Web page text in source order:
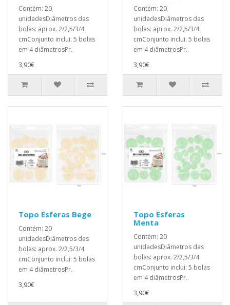
Contém: 20
unidadesDiâmetros das
bolas: aprox. 2/2,5/3/4
cmConjunto inclui: 5 bolas
em 4 diâmetrosPr..
3,90€
Contém: 20
unidadesDiâmetros das
bolas: aprox. 2/2,5/3/4
cmConjunto inclui: 5 bolas
em 4 diâmetrosPr..
3,90€
Topo Esferas Bege
Contém: 20
unidadesDiâmetros das
bolas: aprox. 2/2,5/3/4
cmConjunto inclui: 5 bolas
em 4 diâmetrosPr..
3,90€
Topo Esferas
Menta
Contém: 20
unidadesDiâmetros das
bolas: aprox. 2/2,5/3/4
cmConjunto inclui: 5 bolas
em 4 diâmetrosPr..
3,90€